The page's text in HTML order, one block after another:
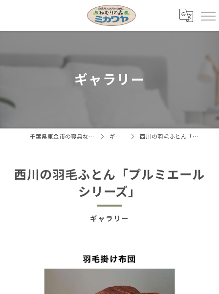
ギャラリー
千葉県東金市の寝具ならねむりの森 ミカワヤ ギャラリー 西川の羽毛ふとん「プルミエールシリーズ」
ギャラリー
西川の羽毛ふとん「プルミエール
シリーズ」